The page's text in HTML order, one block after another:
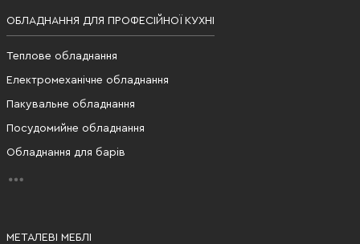
ОБЛАДНАННЯ ДЛЯ ПРОФЕСІЙНОЇ КУХНІ
Теплове обладнання
Електромеханічне обладнання
Пакувальне обладнання
Посудомийне обладнання
Обладнання для барів
МЕТАЛЕВІ МЕБЛІ